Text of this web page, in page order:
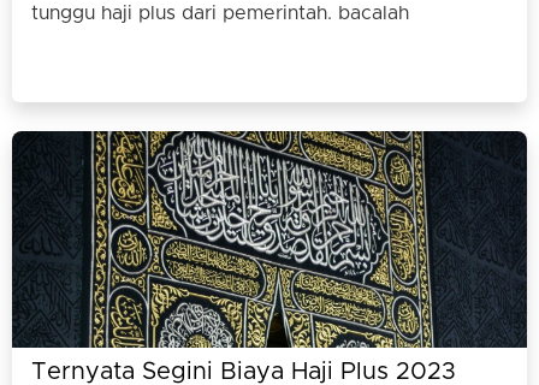
tunggu haji plus dari pemerintah. bacalah
Ternyata Segini Biaya Haji Plus 2023